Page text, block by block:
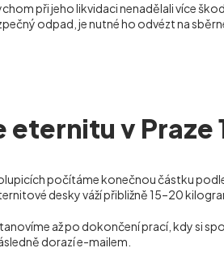
při jeho likvidaci nenadělali více
odpad, je nutné ho odvézt na
v Praze
počítáme konečnou částku
desky váží přibližně 15–20
až po dokončení prací, kdy si
dorazí e-mailem.